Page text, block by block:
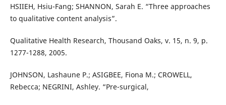
HSIIEH, Hsiu-Fang; SHANNON, Sarah E. “Three approaches
to qualitative content analysis”.
Qualitative Health Research, Thousand Oaks, v. 15, n. 9, p.
1277-1288, 2005.
JOHNSON, Lashaune P.; ASIGBEE, Fiona M.; CROWELL,
Rebecca; NEGRINI, Ashley. “Pre-surgical,